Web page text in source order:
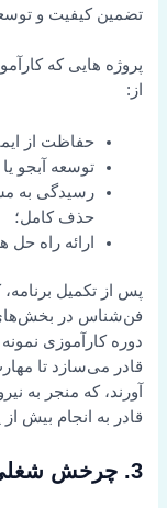
تضمین کیفیت و
پروژه هایی که
از:
حفاظت از
توسعه آبجو
رسیدگی به
حذف کامل؛
ارائه راه
پس از تکمیل
دوره کارآموزی
قادر می‌سازد تا
آورند، که منجر به
قادر به انجام بیش
3. چرخش شغلی در کارخانه ها